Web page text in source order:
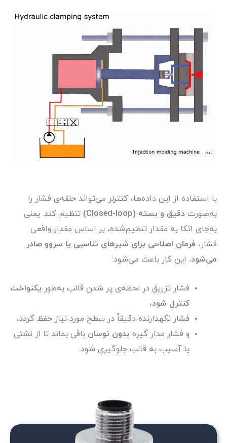
با استفاده از این داده‌ها، کنترلر می‌تواند حلقه‌ی فشار را
به‌صورت دقیق و بسته (Closed-loop)
تنظیم کند. یعنی
به‌جای اتکا به مقدار تنظیم‌شده، بر اساس مقدار واقعی
فشار، فرمان اصلاحی برای شیرهای تناسبی یا سروو صادر
می‌شود. این کار باعث می‌شود:
فشار تزریق در لحظه‌ی پر شدن قالب به‌طور یکنواخت
کنترل شود،
فشار نگهدارنده دقیقاً در سطح مورد نیاز حفظ گردد،
و فشار مدار گیره بدون نوسان باقی بماند تا از نشتی
یا آسیب به قالب جلوگیری شود.